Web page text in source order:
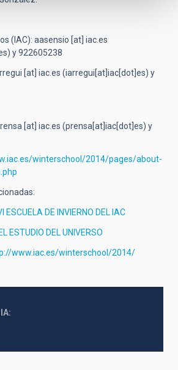
(IAC): aasensio [at] iac.es
y 922605238
[at] iac.es (iarregui[at]iac[dot]es) y
[at] iac.es (prensa[at]iac[dot]es) y
winterschool/2014/pages/about-
ESCUELA DE INVIERNO DEL IAC
ESTUDIO DEL UNIVERSO
www.iac.es/winterschool/2014/